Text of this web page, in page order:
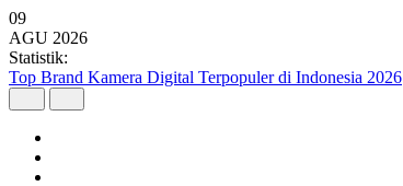
09
AGU 2026
Statistik:
Top Brand Kamera Digital Terpopuler di Indonesia 2026